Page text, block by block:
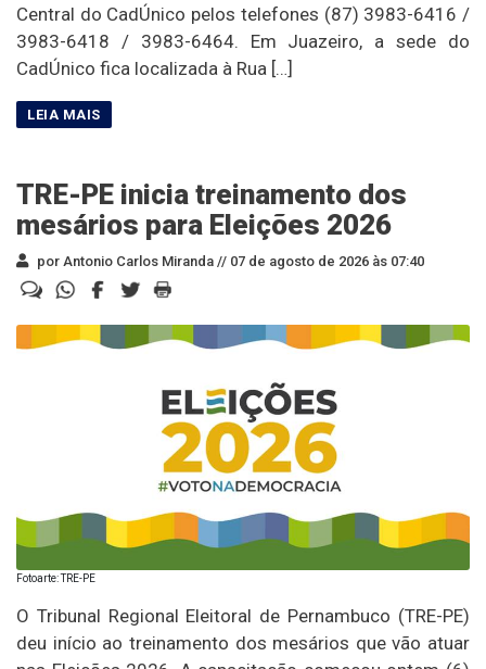
Central do CadÚnico pelos telefones (87) 3983-6416 /
3983-6418 / 3983-6464. Em Juazeiro, a sede do
CadÚnico fica localizada à Rua […]
TRE-PE inicia treinamento dos
mesários para Eleições 2026
por Antonio Carlos Miranda // 07 de agosto de 2026 às 07:40
Fotoarte: TRE-PE
O Tribunal Regional Eleitoral de Pernambuco (TRE-PE)
deu início ao treinamento dos mesários que vão atuar